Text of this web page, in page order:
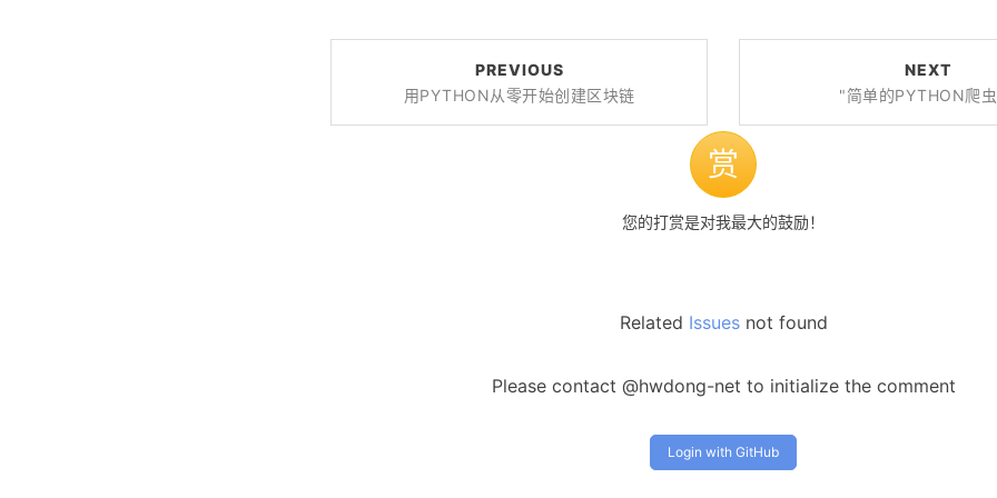
PREVIOUS
用PYTHON从零开始创建区块链
NEXT
"简单的PYTHON爬
赏
您的打赏是对我最大的鼓励！
Related Issuesnot found
Please contact @hwdong-net to initialize the comment
Login with GitHub